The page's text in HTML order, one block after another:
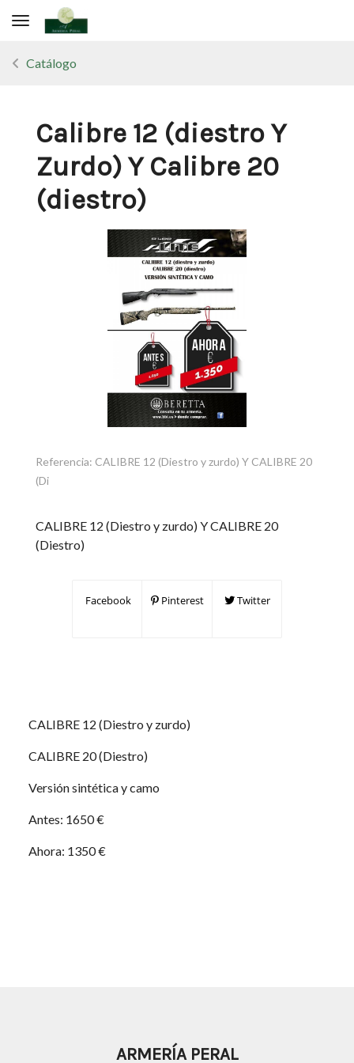
Toggle navigation
Catálogo
Calibre 12 (diestro Y
Zurdo) Y Calibre 20
(diestro)
Referencia: CALIBRE 12 (Diestro y zurdo) Y CALIBRE 20
(Di
CALIBRE 12 (Diestro y zurdo) Y CALIBRE 20
(Diestro)
Facebook Pinterest Twitter
CALIBRE 12 (Diestro y zurdo)
CALIBRE 20 (Diestro)
Versión sintética y camo
Antes: 1650 €
Ahora: 1350 €
ARMERÍA PERAL